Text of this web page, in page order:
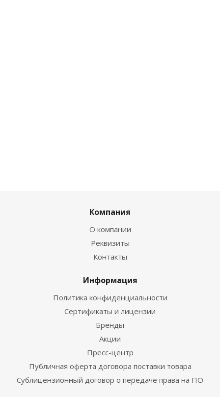
Компания
О компании
Реквизиты
Контакты
Информация
Политика конфиденциальности
Сертификаты и лицензии
Бренды
Акции
Пресс-центр
Публичная оферта договора поставки товара
Сублицензионный договор о передаче права на ПО